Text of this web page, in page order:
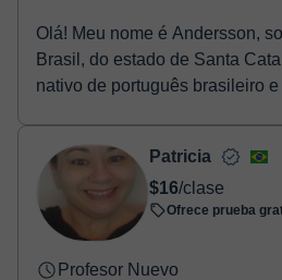
Olá! Meu nome é Andersson,
Brasil, do estado de Santa
nativo de português brasileiro
Patricia
$16/clase
Ofrece prueba
Profesor Nuevo